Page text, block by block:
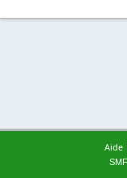
Aide